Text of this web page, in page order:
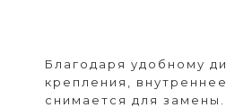
Благодаря удобному
крепления,
снимается для замены.